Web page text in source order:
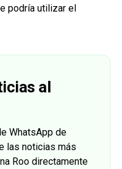
podría utilizar el
al
WhatsApp de
las noticias más
Roo directamente